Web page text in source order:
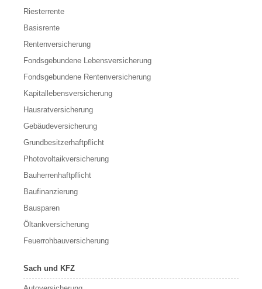
Riesterrente
Basisrente
Rentenversicherung
Fondsgebundene Lebensversicherung
Fondsgebundene Rentenversicherung
Kapitallebensversicherung
Hausratversicherung
Gebäudeversicherung
Grundbesitzerhaftpflicht
Photovoltaikversicherung
Bauherrenhaftpflicht
Baufinanzierung
Bausparen
Öltankversicherung
Feuerrohbauversicherung
Sach und KFZ